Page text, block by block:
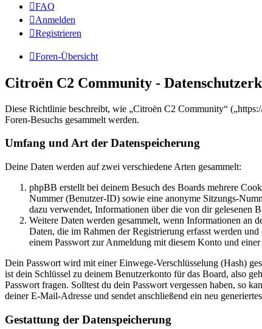
FAQ
Anmelden
Registrieren
Foren-Übersicht
Citroën C2 Community -
Diese Richtlinie beschreibt, wie „Citroën C2 Community“
Foren-Besuchs gesammelt werden.
Umfang und Art der Datenspeicherung
Deine Daten werden auf zwei verschiedene Arten gesammelt:
phpBB erstellt bei deinem Besuch des Boards mehrere
Nummer (Benutzer-ID) sowie eine anonyme Sitzungs-
dazu verwendet, Informationen über die von dir gelesenen
Weitere Daten werden gesammelt, wenn Informationen
Daten, die im Rahmen der Registrierung erfasst werden
einem Passwort zur Anmeldung mit diesem Konto und
Dein Passwort wird mit einer Einwege-Verschlüsselung (Hash)
ist dein Schlüssel zu deinem Benutzerkonto für das Board, also
Passwort fragen. Solltest du dein Passwort vergessen haben, so
deiner E-Mail-Adresse und sendet anschließend ein neu
Gestattung der Datenspeicherung